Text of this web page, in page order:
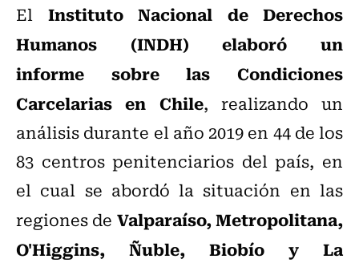
El Instituto Nacional de Derechos
Humanos (INDH)
elaboró un
informe sobre las Condiciones
Carcelarias en Chile, realizando un
análisis durante el año 2019 en 44 de los
83 centros penitenciarios del país, en
el cual se abordó la situación en las
regiones de Valparaíso, Metropolitana,
O'Higgins, Ñuble, Biobío y La